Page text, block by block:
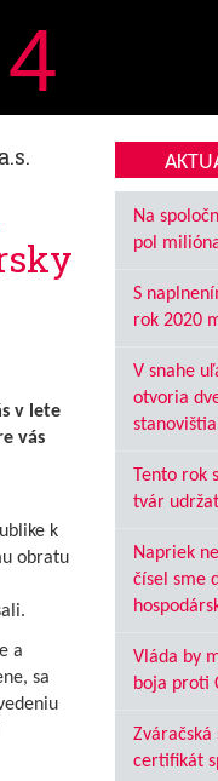
4
v lete
vás
k
obratu
a
sa
Na
pol
S
rok 2020
V snahe
otvoria
stanovištia
Tento rok
tvár
Napriek
čísel sme
Vláda by
boja proti
Zváračská
certifikát